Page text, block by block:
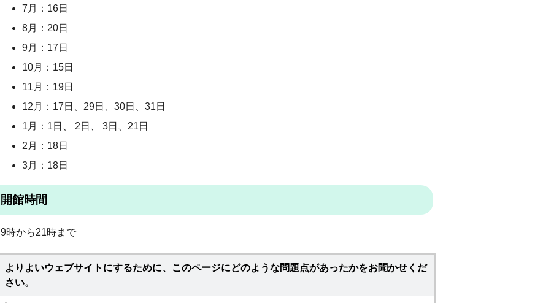
7月：16日
8月：20日
9月：17日
10月：15日
11月：19日
12月：17日、29日、30日、31日
1月：1日、 2日、 3日、21日
2月：18日
3月：18日
開館時間
9時から21時まで
よりよいウェブサイトにするために、このページにどのような問題点があったかをお聞かせくだ
さい。